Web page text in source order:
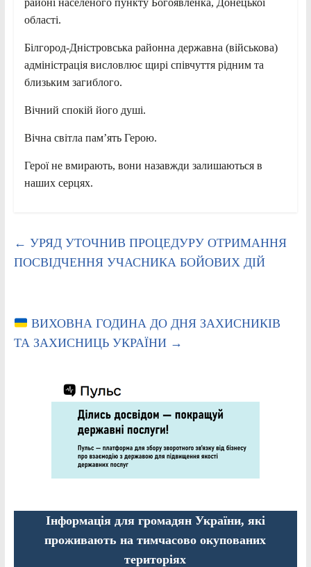
області.
Білгород-Дністровська районна державна (військова)
адміністрація висловлює щирі співчуття рідним та
близьким загиблого.
Вічний спокій його душі.
Вічна світла пам’ять Герою.
Герої не вмирають, вони назавжди залишаються в
наших серцях.
← УРЯД УТОЧНИВ ПРОЦЕДУРУ ОТРИМАННЯ
ПОСВІДЧЕННЯ УЧАСНИКА БОЙОВИХ ДІЙ
ВИХОВНА ГОДИНА ДО ДНЯ ЗАХИСНИКІВ
ТА ЗАХИСНИЦЬ УКРАЇНИ →
Інформація для громадян України, які
проживають на тимчасово окупованих
територіях